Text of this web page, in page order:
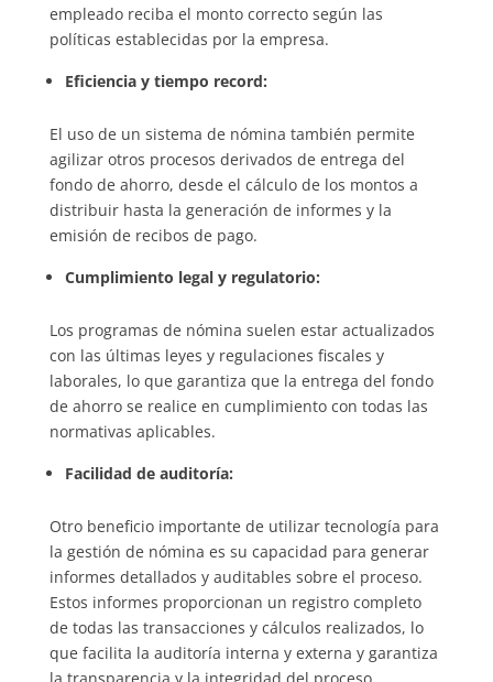
empleado reciba el monto correcto según las
políticas establecidas por la empresa.
Eficiencia y tiempo record:
El uso de un sistema de nómina también permite
agilizar otros procesos derivados de entrega del
fondo de ahorro, desde el cálculo de los montos a
distribuir hasta la generación de informes y la
emisión de recibos de pago.
Cumplimiento legal y regulatorio:
Los programas de nómina suelen estar actualizados
con las últimas leyes y regulaciones fiscales y
laborales, lo que garantiza que la entrega del fondo
de ahorro se realice en cumplimiento con todas las
normativas aplicables.
Facilidad de auditoría:
Otro beneficio importante de utilizar tecnología para
la gestión de nómina es su capacidad para generar
informes detallados y auditables sobre el proceso.
Estos informes proporcionan un registro completo
de todas las transacciones y cálculos realizados, lo
que facilita la auditoría interna y externa y garantiza